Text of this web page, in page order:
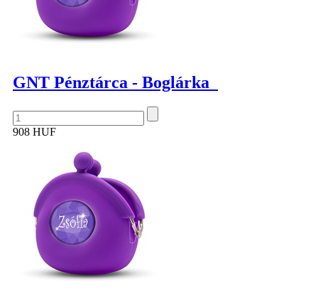
GNT Pénztárca - Boglárka
908 HUF